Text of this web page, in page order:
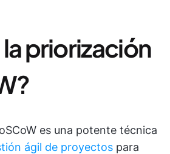
priorización
es una potente técnica
ágil de proyectos para